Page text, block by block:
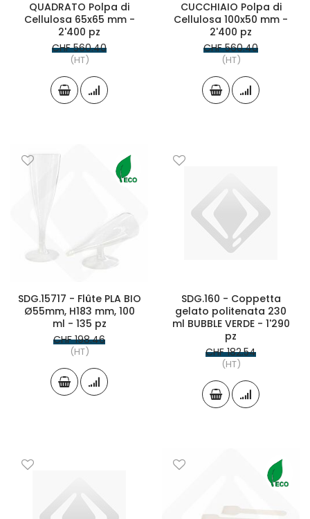
QUADRATO Polpa di
Cellulosa 65x65 mm -
2'400 pz
CHF 560.40
(HT)
CUCCHIAIO Polpa di
Cellulosa 100x50 mm -
2'400 pz
CHF 560.40
(HT)
SDG.15717 - Flûte PLA BIO
Ø55mm, H183 mm, 100
ml - 135 pz
CHF 198.46
(HT)
SDG.160 - Coppetta
gelato politenata 230
ml BUBBLE VERDE - 1'290
pz
CHF 182.54
(HT)